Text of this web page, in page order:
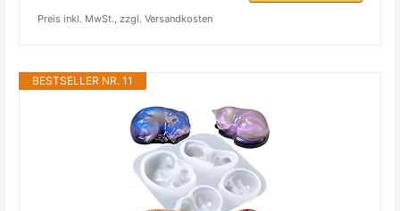
Preis inkl. MwSt., zzgl. Versandkosten
BESTSELLER NR. 11